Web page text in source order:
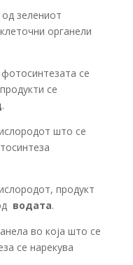
зелениот
органели
се
се
.
што се
продукт
водата.
во која што се
се нарекува